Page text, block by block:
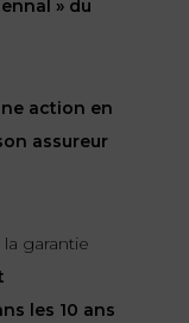
» du
action en
assureur
garantie
les 10 ans